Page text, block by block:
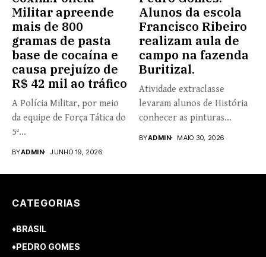
Militar apreende
mais de 800
gramas de pasta
base de cocaína e
causa prejuízo de
R$ 42 mil ao tráfico
A Polícia Militar, por meio
da equipe de Força Tática do
5º...
BYADMIN JUNHO 19, 2026
Alunos da escola
Francisco Ribeiro
realizam aula de
campo na fazenda
Buritizal.
Atividade extraclasse
levaram alunos de História
conhecer as pinturas
BYADMIN MAIO 30, 2026
CATEGORIAS
♦BRASIL
♦PEDRO GOMES